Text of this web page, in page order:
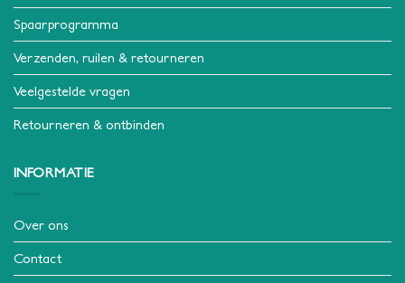
Spaarprogramma
Verzenden, ruilen & retourneren
Veelgestelde vragen
Retourneren & ontbinden
INFORMATIE
Over ons
Contact